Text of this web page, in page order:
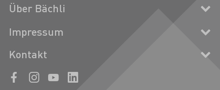
Über Bächli
Impressum
Kontakt